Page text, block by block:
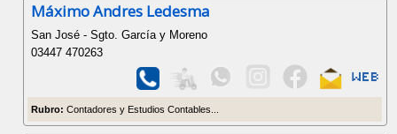
Máximo Andres Ledesma
San José - Sgto. García y Moreno
03447 470263
Rubro: Contadores y Estudios Contables...